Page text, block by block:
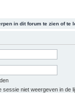
in dit forum te zien of te
sessie niet weergeven in de